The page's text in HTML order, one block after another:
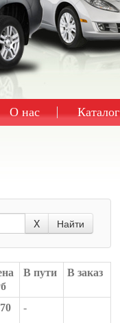
О нас Каталог
X Найти
В пути В заказ
-